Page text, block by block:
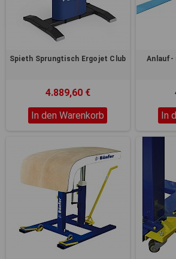
Nähere
insbesondere
Navigation
Seite alle
Spieth Sprungtisch Ergojet Club
4.889,60 €
In den Warenkorb
Anlauf-
In